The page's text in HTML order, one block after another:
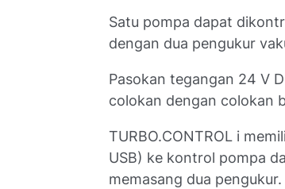
Satu pompa dapat
dengan dua pengukur
Pasokan tegangan 24 V
colokan dengan colokan
TURBO.CONTROL i
USB) ke kontrol pompa
memasang dua pengukur.